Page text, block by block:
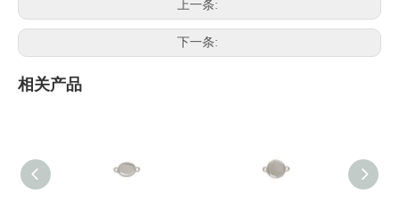
上一条:
下一条:
相关产品